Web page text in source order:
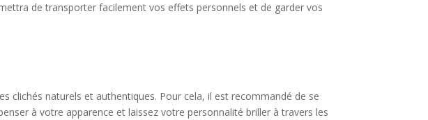
de transporter facilement vos effets personnels et de garder vos
clichés naturels et authentiques. Pour cela, il est recommandé de se
à votre apparence et laissez votre personnalité briller à travers les